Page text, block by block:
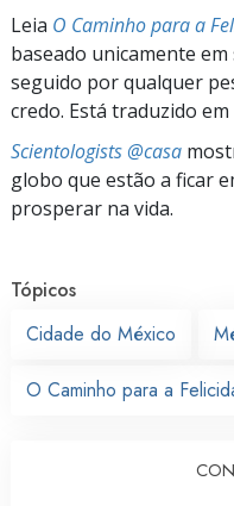
Leia O Caminho para a
baseado unicamente
seguido por qualquer
credo. Está traduzido
Scientologists @casa
globo que estão a ficar
prosperar na vida.
Tópicos
Cidade do México
O Caminho para a